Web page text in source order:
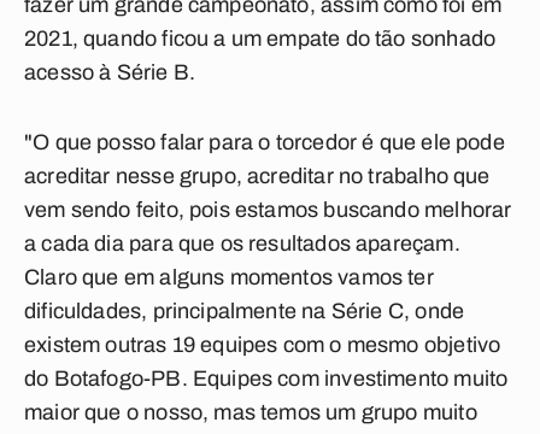
fazer um grande campeonato, assim como foi em
2021, quando ficou a um empate do tão sonhado
acesso à Série B.
"O que posso falar para o torcedor é que ele pode
acreditar nesse grupo, acreditar no trabalho que
vem sendo feito, pois estamos buscando melhorar
a cada dia para que os resultados apareçam.
Claro que em alguns momentos vamos ter
dificuldades, principalmente na Série C, onde
existem outras 19 equipes com o mesmo objetivo
do Botafogo-PB. Equipes com investimento muito
maior que o nosso, mas temos um grupo muito